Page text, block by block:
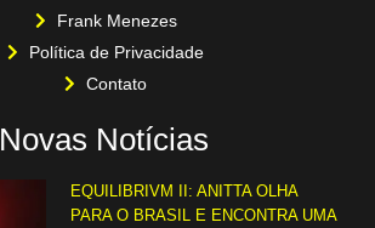
Frank Menezes
Política de Privacidade
Contato
Novas Notícias
EQUILIBRIVM II: ANITTA OLHA
PARA O BRASIL E ENCONTRA UMA